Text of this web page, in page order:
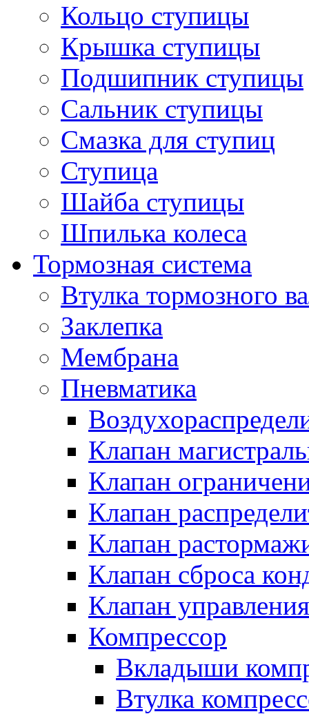
Кольцо ступицы
Крышка ступицы
Подшипник ступицы
Сальник ступицы
Смазка для ступиц
Ступица
Шайба ступицы
Шпилька колеса
Тормозная система
Втулка тормозного
Заклепка
Мембрана
Пневматика
Клапан
Клапан
Клапан
Клапан
Клапан сброса
Клапан управления
Компрессор
Вкладыши
Втулка